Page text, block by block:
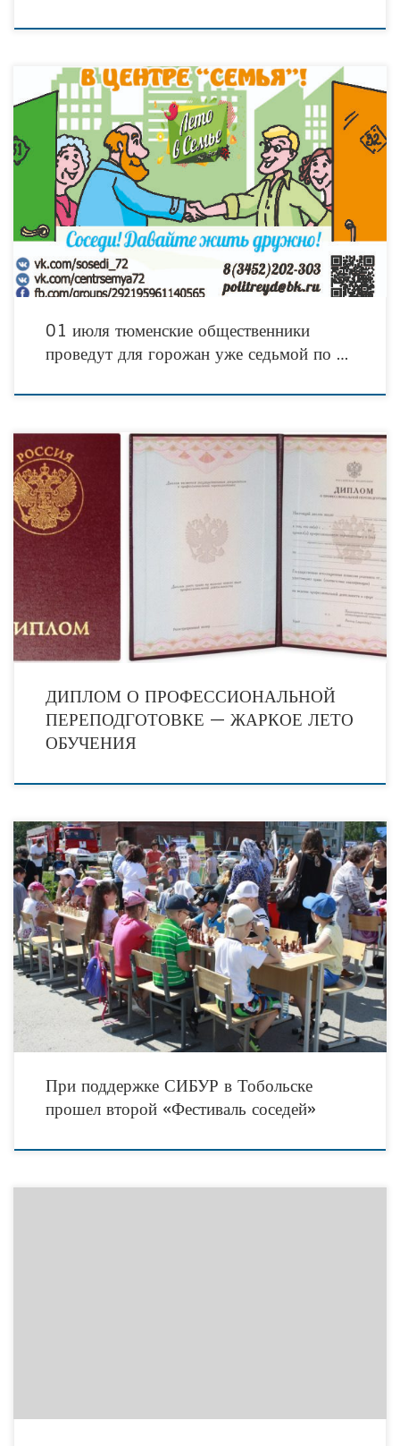
Тюменское региональное общественное движение «Альянс социально-
ориентированных некоммерческих организаций» совместно с Общественным
советом при ГУ МЧС России по Тюменской области и при поддержке
Общественной палаты Тюменской
01 июля тюменские общественники
проведут для горожан уже седьмой по …
Вы можете за 2 летних месяца получить диплом о профессиональной
переподготовке! Быстро — не значит плохо! Система электронного обучения и
дистанционные образовательные технологии обеспечат Вам доступ
ДИПЛОМ О ПРОФЕССИОНАЛЬНОЙ
ПЕРЕПОДГОТОВКЕ — ЖАРКОЕ ЛЕТО
ОБУЧЕНИЯ
17 июня в Тобольске прошло второе мероприятие в рамках «Фестиваля
соседей». В нем приняли участие гости и жители 7 микрорайона. Фестиваль
прошел в рамках единой
При поддержке СИБУР в Тобольске
прошел второй «Фестиваль соседей»